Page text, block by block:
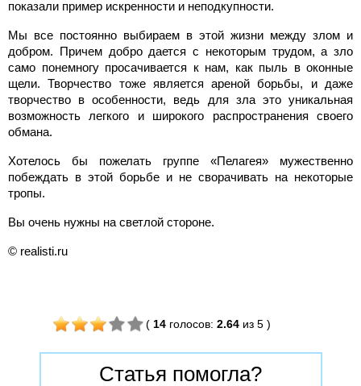
показали пример искренности и неподкупности.
Мы все постоянно выбираем в этой жизни между злом и
добром. Причем добро дается с некоторым трудом, а зло
само понемногу просачивается к нам, как пыль в оконные
щели. Творчество тоже является ареной борьбы, и даже
творчество в особенности, ведь для зла это уникальная
возможность легкого и широкого распространения своего
обмана.
Хотелось бы пожелать группе «Пелагея» мужественно
побеждать в этой борьбе и не сворачивать на некоторые
тропы.
Вы очень нужны на светлой стороне.
© realisti.ru
( 14 голосов: 2.64из 5)
Статья помогла?